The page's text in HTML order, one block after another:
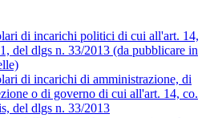
di incarichi politici di cui all'art. 14,
del dlgs n. 33/2013 (da pubblicare in
di incarichi di amministrazione, di
o di governo di cui all'art. 14, co.
del dlgs n. 33/2013